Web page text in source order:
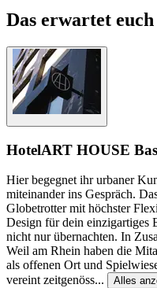
Das erwartet euch
HotelART HOUSE
Hier begegnet ihr urbaner
miteinander ins Gespräch.
Globetrotter mit höchster
Design für dein
nicht nur übernachten. In
Weil am Rhein haben die
als offenen Ort und
vereint zeitgenöss... Alles